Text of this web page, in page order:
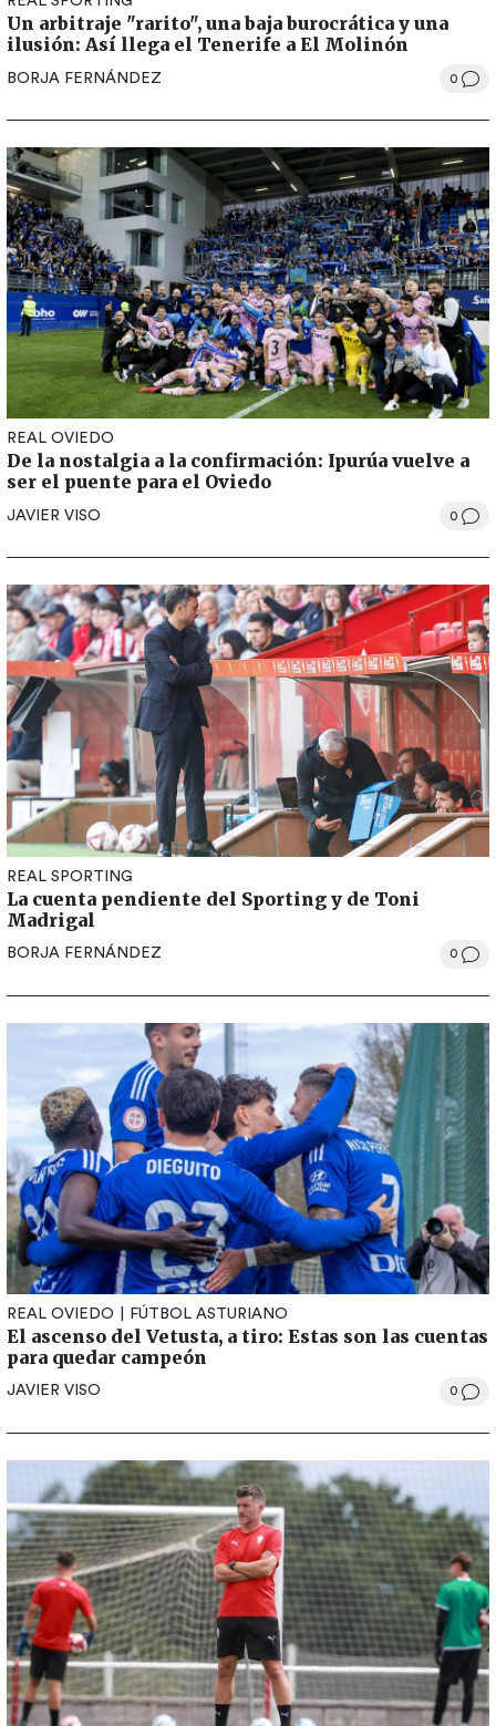
Un arbitraje "rarito", una baja burocrática y una
ilusión: Así llega el Tenerife a El Molinón
BORJA FERNÁNDEZ 0
REAL OVIEDO
De la nostalgia a la confirmación: Ipurúa vuelve a
ser el puente para el Oviedo
JAVIER VISO 0
REAL SPORTING
La cuenta pendiente del Sporting y de Toni
Madrigal
BORJA FERNÁNDEZ 0
REAL OVIEDO FÚTBOL ASTURIANO
El ascenso del Vetusta, a tiro: Estas son las cuentas
para quedar campeón
JAVIER VISO 0